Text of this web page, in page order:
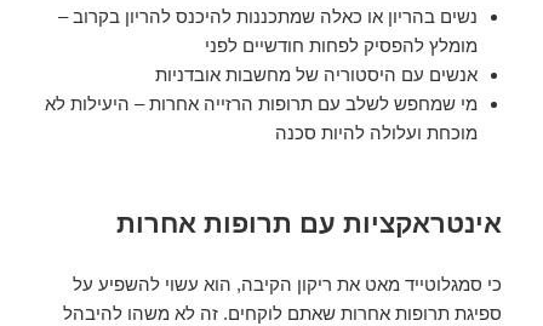
נשים בהריון או כאלה שמתכננות להיכנס להריון בקרוב –
מומלץ להפסיק לפחות חודשיים לפני
אנשים עם היסטוריה של מחשבות אובדניות
מי שמחפש לשלב עם תרופות הרזייה אחרות – היעילות לא
מוכחת ועלולה להיות סכנה
אינטראקציות עם תרופות אחרות
כי סמגלוטייד מאט את ריקון הקיבה, הוא עשוי להשפיע על
ספיגת תרופות אחרות שאתם לוקחים. זה לא משהו להיבהל